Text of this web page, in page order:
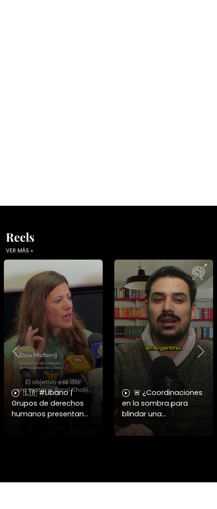
Reels
VER MÁS »
🇱🇧 #Libano |
Grupos de derechos
humanos presentan
🚨 ¿Coordinaciones
en la sombra para
blindar una
candidatura
presidencial? Nuevos
Previous